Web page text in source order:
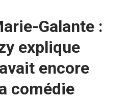
Galante :
explique
encore
comédie